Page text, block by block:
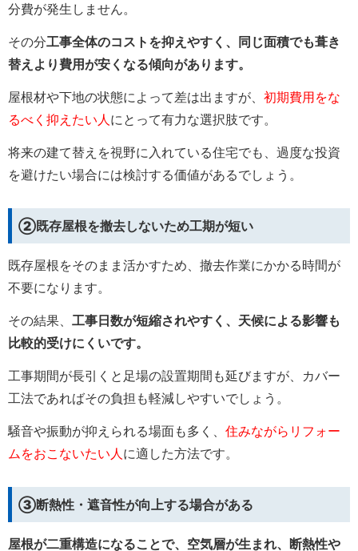
分費が発生しません。
その分工事全体のコストを抑えやすく、同じ面積でも葺き
替えより費用が安くなる傾向があります。
屋根材や下地の状態によって差は出ますが、 初期費用をな
るべく抑えたい人 にとって有力な選択肢です。
将来の建て替えを視野に入れている住宅でも、過度な投資
を避けたい場合には検討する価値があるでしょう。
②既存屋根を撤去しないため工期が短い
既存屋根をそのまま活かすため、撤去作業にかかる時間が
不要になります。
その結果、 工事日数が短縮されやすく、天候による影響も
比較的受けにくいです。
工事期間が長引くと足場の設置期間も延びますが、カバー
工法であればその負担も軽減しやすいでしょう。
騒音や振動が抑えられる場面も多く、 住みながらリフォー
ムをおこないたい人 に適した方法です。
③断熱性・遮音性が向上する場合がある
屋根が二重構造になることで、空気層が生まれ、断熱性や